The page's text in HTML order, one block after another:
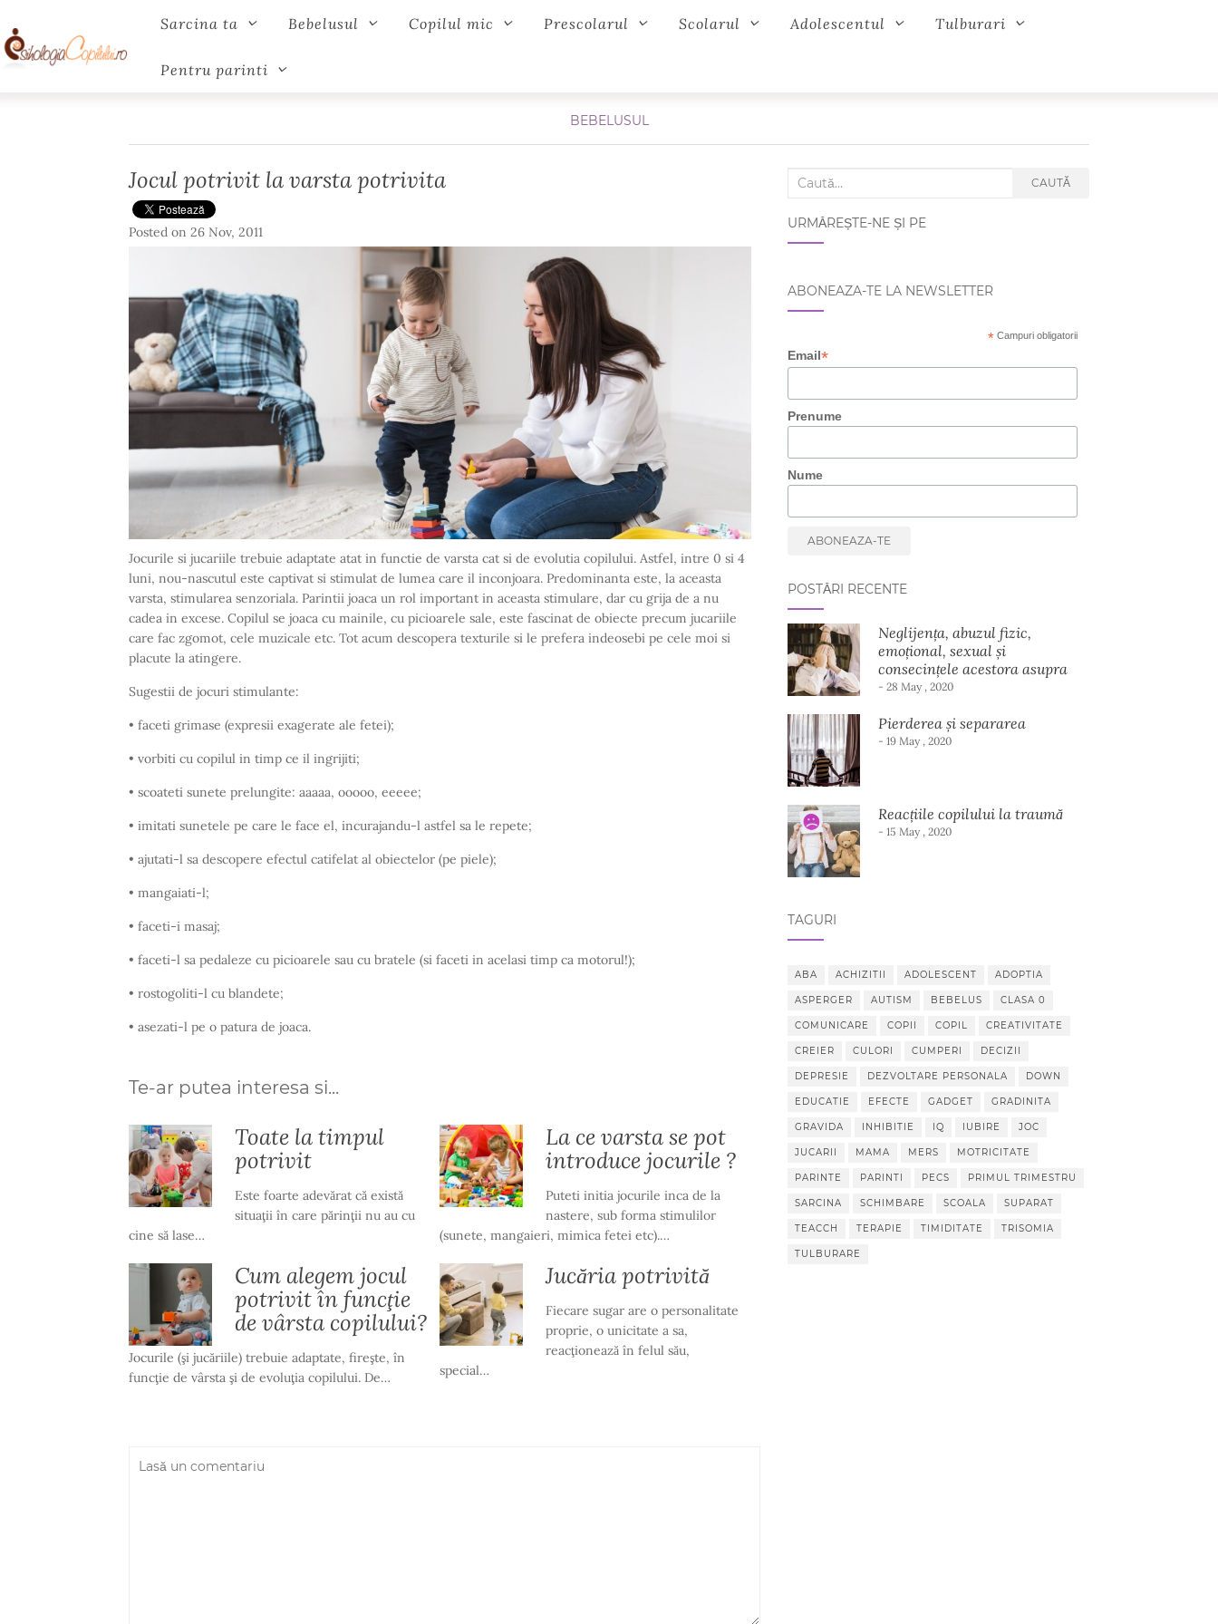
Sarcina ta Bebelusul Copilul mic Prescolarul Scolarul Adolescentul Tulburari
Pentru parinti
BEBELUSUL
Jocul potrivit la varsta potrivita
Posted on 26 Nov, 2011
Jocurile si jucariile trebuie adaptate atat in functie de varsta cat si de evolutia copilului. Astfel, intre 0 si 4
luni, nou-nascutul este captivat si stimulat de lumea care il in­conjoara. Predominanta este, la aceasta
varsta, stimularea senzoriala. Parintii joaca un rol important in aceasta stimulare, dar cu grija de a nu
cadea in excese. Copilul se joaca cu mainile, cu picioarele sale, este fascinat de obiecte precum jucariile
care fac zgomot, cele muzicale etc. Tot acum descopera texturile si le prefera indeosebi pe cele moi si
placute la atingere.
Sugestii de jocuri stimulante:
• faceti grimase (expresii exagerate ale fetei);
• vorbiti cu copilul in timp ce il ingrijiti;
• scoateti sunete prelungite: aaaaa, ooooo, eeeee;
• imitati sunetele pe care le face el, incurajandu-l astfel sa le repete;
• ajutati-l sa descopere efectul catifelat al obiectelor (pe piele);
• mangaiati-l;
• faceti-i masaj;
• faceti-l sa pedaleze cu picioarele sau cu bratele (si faceti in acelasi timp ca motorul!);
• rostogoliti-l cu blandete;
• asezati-l pe o patura de joaca.
Te-ar putea interesa si...
Toate la timpul
potrivit
Este foarte adevărat că există
situaţii în care părinţii nu au cu
cine să lase…
La ce varsta se pot
introduce jocurile ?
Puteti initia jocurile inca de la
nastere, sub forma stimulilor
(sunete, mangaieri, mimica fetei etc).…
Cum alegem jocul
potrivit în funcţie
de vârsta copilului?
Jocurile (şi jucăriile) trebuie adaptate, fireşte, în
funcţie de vârsta şi de evoluţia copilului. De…
Jucăria potrivită
Fiecare sugar are o personalitate
proprie, o unicitate a sa,
reacţionează în felul său,
special…
Search for: CAUTĂ
URMĂREȘTE-NE ȘI PE
ABONEAZA-TE LA NEWSLETTER
*Campuri obligatorii
Email*
Prenume
Nume
POSTĂRI RECENTE
Neglijența, abuzul fizic,
emoțional, sexual și
consecințele acestora asupra
dezvoltării copilului
- 28 May , 2020
Pierderea și separarea
- 19 May , 2020
Reacțiile copilului la traumă
- 15 May , 2020
TAGURI
ABA ACHIZITII ADOLESCENT ADOPTIA
ASPERGER AUTISM BEBELUS CLASA 0
COMUNICARE COPII COPIL CREATIVITATE
CREIER CULORI CUMPERI DECIZII
DEPRESIE DEZVOLTARE PERSONALA DOWN
EDUCATIE EFECTE GADGET GRADINITA
GRAVIDA INHIBITIE IQ IUBIRE JOC
JUCARII MAMA MERS MOTRICITATE
PARINTE PARINTI PECS PRIMUL TRIMESTRU
SARCINA SCHIMBARE SCOALA SUPARAT
TEACCH TERAPIE TIMIDITATE TRISOMIA
TULBURARE